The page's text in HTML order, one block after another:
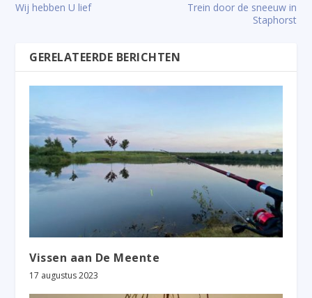
Wij hebben U lief
Trein door de sneeuw in
Staphorst
GERELATEERDE BERICHTEN
Vissen aan De Meente
17 augustus 2023